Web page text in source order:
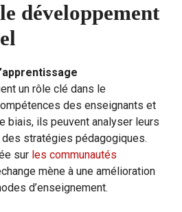
développement
un rôle clé dans le
des enseignants et
biais, ils peuvent analyser leurs
stratégies pédagogiques.
sur les communautés
mène à une amélioration
d’enseignement.